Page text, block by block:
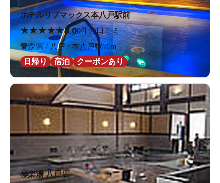
ホテルリブマックス本八戸駅前
★★★★★0.00件の口コミ
青森県 / 八戸 / 本八戸駅75m
日帰り
宿泊 クーポンあり
極楽湯 八戸店